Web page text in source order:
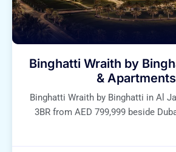
Binghatti Wraith by
&
Binghatti Wraith by Binghatti in Al
3BR from AED 799,999 beside